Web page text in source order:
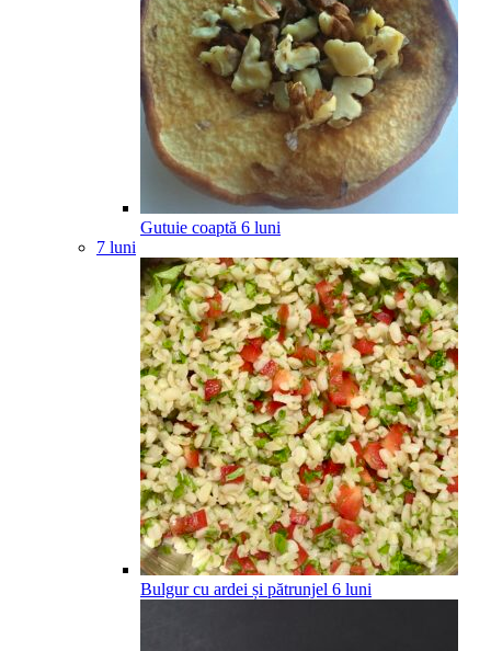
Gutuie coaptă 6 luni
7 luni
Bulgur cu ardei și pătrunjel 6 luni